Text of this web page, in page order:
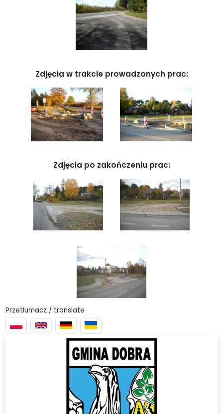
Zdjęcia w trakcie prowadzonych prac:
Zdjęcia po zakończeniu prac:
Przetłumacz / translate